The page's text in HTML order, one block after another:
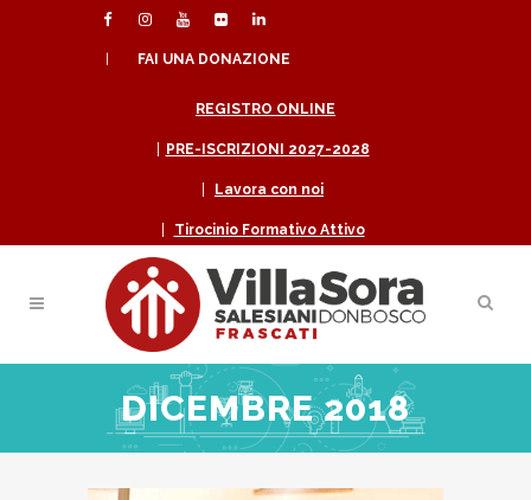
FAI UNA DONAZIONE
REGISTRO ONLINE
PRE-ISCRIZIONI 2027-2028
Lavora con noi
Tirocinio Formativo Attivo
DICEMBRE 2018